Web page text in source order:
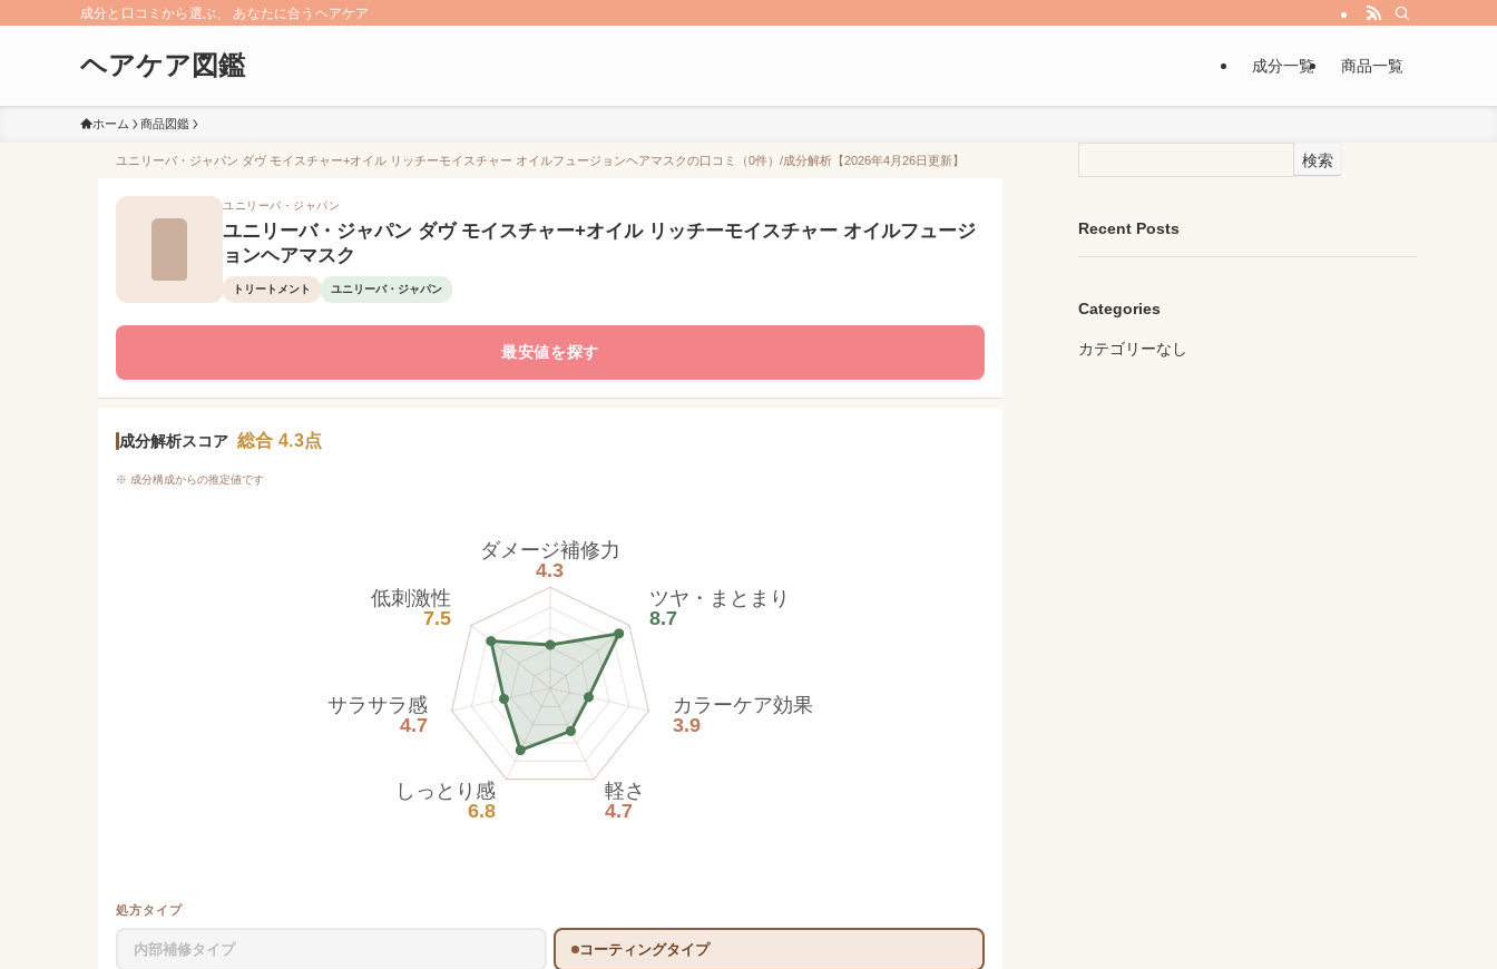
成分と口コミから選ぶ、 あなたに合うヘアケア
ヘアケア図鑑 成分一覧 商品一覧
ホーム 商品図鑑
ユニリーバ・ジャパン ダヴ モイスチャー+オイル リッチーモイスチャー オイルフュージョンヘアマスクの口コミ（0件）/成分解析【2026年4月26日更新】
ユニリーバ・ジャパン
ユニリーバ・ジャパン ダヴ モイスチャー+オイル リッチーモイスチャー オイルフュージ
ョンヘアマスク
トリートメント ユニリーバ・ジャパン
最安値を探す
成分解析スコア 総合 4.3点
※ 成分構成からの推定値です
ダメージ補修力
4.3
ツヤ・まとまり
8.7
カラーケア効果
3.9
軽さ
4.7
しっとり感
6.8
サラサラ感
4.7
低刺激性
7.5
処方タイプ
内部補修タイプ コーティングタイプ
検索
Recent Posts
Categories
カテゴリーなし